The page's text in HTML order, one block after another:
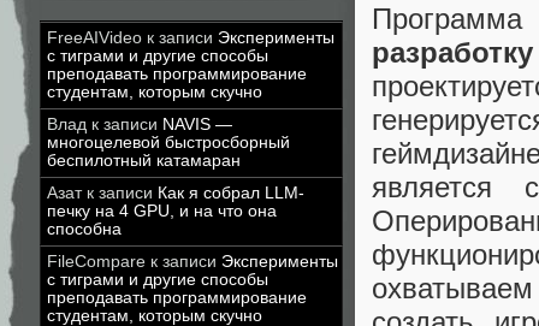
FreeAIVideo к записи Эксперименты
с тиграми и другие способы
преподавать программирование
студентам, которым скучно
Влад к записи NAVIS —
многоцелевой быстросборный
беспилотный катамаран
Азатк записи Как я собрал LLM-
печку на 4 GPU, и на что она
способна
FileCompare к записи Эксперименты
с тиграми и другие способы
преподавать программирование
студентам, которым скучно
является